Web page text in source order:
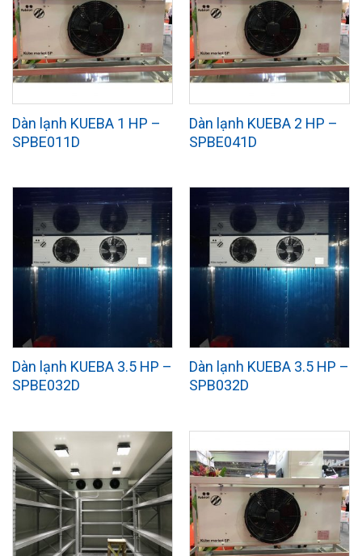
Dàn lạnh KUEBA 1 HP –
SPBE011D
Dàn lạnh KUEBA 2 HP –
SPBE041D
Dàn lạnh KUEBA 3.5 HP –
SPBE032D
Dàn lạnh KUEBA 3.5 HP –
SPB032D